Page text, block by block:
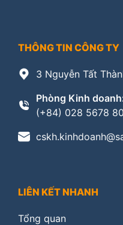
THÔNG TIN CÔNG TY
3 Nguyễn Tất
Phòng Kinh
(+84) 028 5678
LIÊN KẾT NHANH
Tổng quan